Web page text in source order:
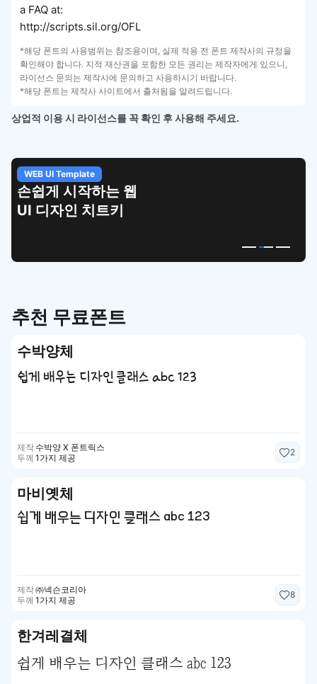
a FAQ at:
http://scripts.sil.org/OFL
*해당 폰트의 사용범위는 참조용이며, 실제 적용 전 폰트 제작사의 규정을
확인해야 합니다. 지적 재산권을 포함한 모든 권리는 제작자에게 있으니,
라이선스 문의는 제작사에 문의하고 사용하시기 바랍니다.
*해당 폰트는 제작사 사이트에서 출처됨을 알려드립니다.
상업적 이용 시 라이선스를 꼭 확인 후 사용해 주세요.
WEB UI Template
손쉽게 시작하는 웹
UI 디자인 치트키
추천 무료폰트
수박양체
쉽게 배우는 디자인 클래스 abc 123
제작 수박양 X 폰트릭스
두께 1가지 제공
2
마비옛체
쉽게 배우는 디자인 클래스 abc 123
제작㈜넥슨코리아
두께 1가지 제공
8
한겨레결체
쉽게 배우는 디자인 클래스 abc 123